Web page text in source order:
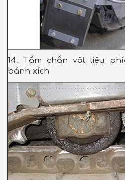
14. Tấm chắn vật liệu
bánh xích